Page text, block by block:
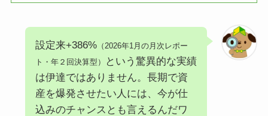
設定来+386%（2026年1月の月次レポー
ト・年２回決算型）
という驚異的な実績
は伊達ではありません。長期で資
産を爆発させたい人には、今が仕
込みのチャンスとも言えるんだワ